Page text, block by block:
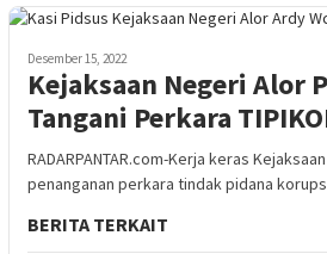
Desember 15, 2022
Kejaksaan Negeri Alor
Tangani Perkara
RADARPANTAR.com-Kerja keras
penanganan perkara tindak pidana korupsi
BERITA TERKAIT